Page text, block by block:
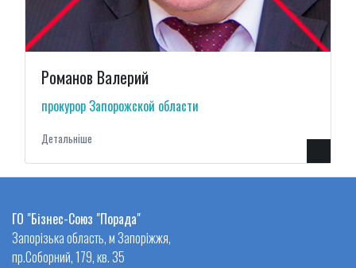
Романов Валерий
прокурор Запорожской области
Детальнiше
ГО "Бізнес-Союз "Порада"
Запорізька область, м Запоріжжя,
пр.Соборний, 179, кв. 35